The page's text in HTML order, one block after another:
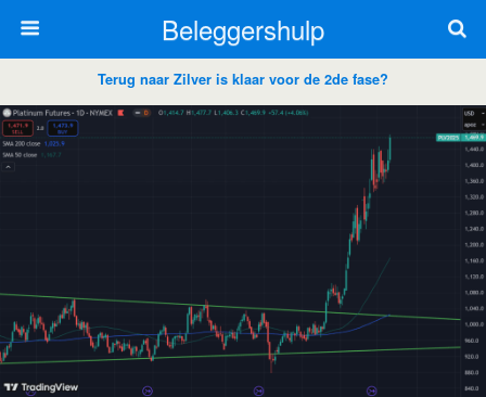
Beleggershulp
Terug naar Zilver is klaar voor de 2de fase?